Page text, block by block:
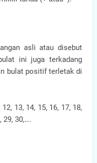
asli atau disebut
ini juga terkadang
bulat positif terletak di
13, 14, 15, 16, 17, 18,
29, 30,….